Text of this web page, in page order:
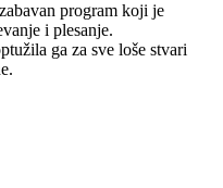
program koji je
i plesanje.
ga za sve loše stvari